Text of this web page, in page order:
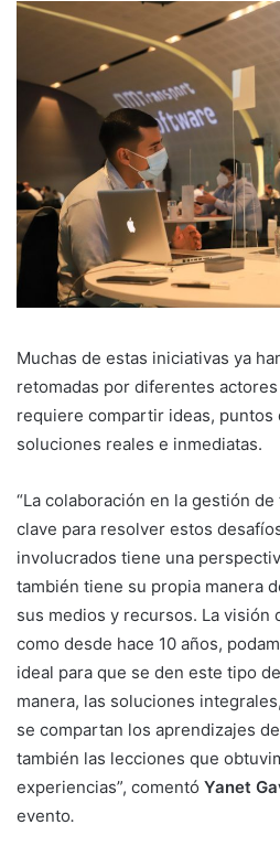
Muchas de estas iniciativas ya
retomadas por diferentes
requiere compartir ideas, puntos
soluciones reales e inmediatas.
“La colaboración en la gestión
clave para resolver estos
involucrados tiene una
también tiene su propia manera
sus medios y recursos. La visión
como desde hace 10 años,
ideal para que se den este tipo
manera, las soluciones
se compartan los aprendizajes
también las lecciones que
experiencias”, comentó Yanet
evento.